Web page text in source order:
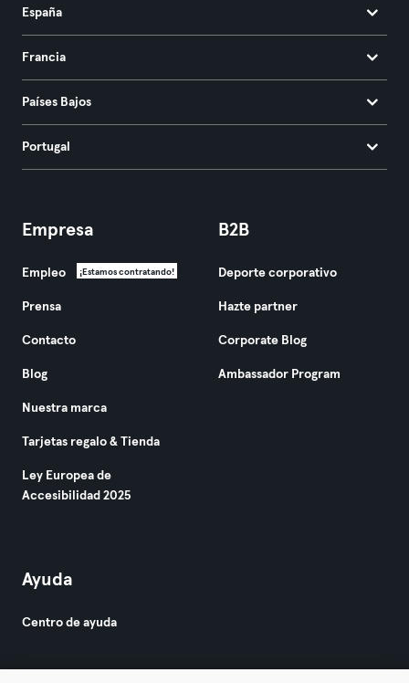
España
Francia
Países Bajos
Portugal
Empresa
Empleo ¡Estamos contratando!
Prensa
Contacto
Blog
Nuestra marca
Tarjetas regalo & Tienda
Ley Europea de
Accesibilidad 2025
B2B
Deporte corporativo
Hazte partner
Corporate Blog
Ambassador Program
Ayuda
Centro de ayuda